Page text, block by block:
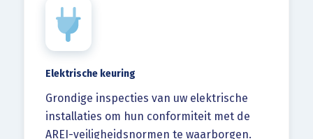
Elektrische keuring
Grondige inspecties van uw elektrische
installaties om hun conformiteit met de
AREI-veiligheidsnormen te waarborgen.